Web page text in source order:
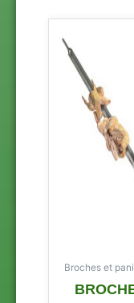
Broches et